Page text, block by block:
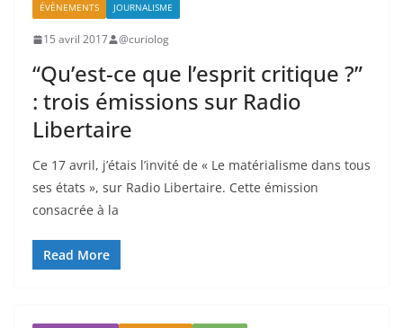
ÉVÈNEMENTS JOURNALISME
15 avril 2017 @curiolog
“Qu’est-ce que l’esprit critique ?”
: trois émissions sur Radio
Libertaire
Ce 17 avril, j’étais l’invité de « Le matérialisme dans tous
ses états », sur Radio Libertaire. Cette émission
consacrée à la
Read More